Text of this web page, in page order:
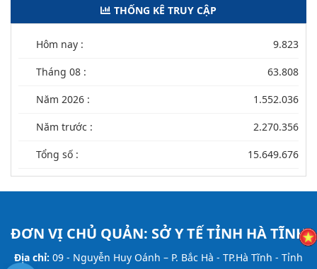
THỐNG KÊ TRUY CẬP
Hôm nay : 9.823
Tháng 08 : 63.808
Năm 2026 : 1.552.036
Năm trước : 2.270.356
Tổng số : 15.649.676
ĐƠN VỊ CHỦ QUẢN: SỞ Y TẾ TỈNH HÀ TĨNH
Địa chỉ: 09 - Nguyễn Huy Oánh – P. Bắc Hà - TP.Hà Tĩnh - Tỉnh